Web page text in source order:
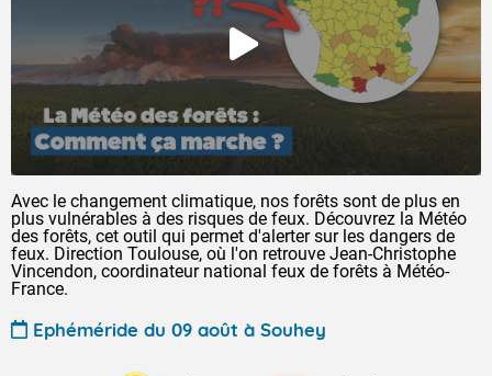
Avec le changement climatique, nos forêts sont de plus en
plus vulnérables à des risques de feux. Découvrez la Météo
des forêts, cet outil qui permet d'alerter sur les dangers de
feux. Direction Toulouse, où l'on retrouve Jean-Christophe
Vincendon, coordinateur national feux de forêts à Météo-
France.
Ephéméride du 09 août à Souhey